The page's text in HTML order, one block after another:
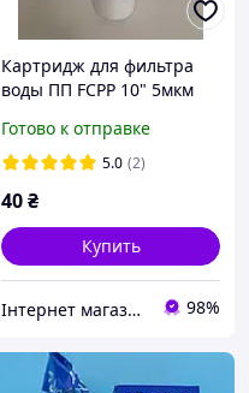
Картридж для фильтра
воды ПП FCPP 10" 5мкм
Готово к отправке
5.0 (2)
40₴
Купить
Інтернет магазин WELCOME 98%